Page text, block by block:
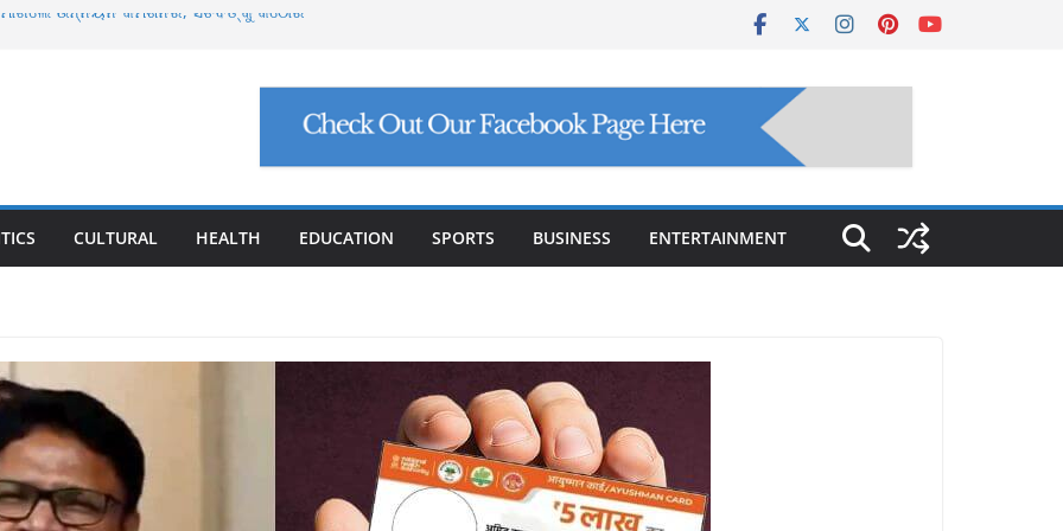
ମାଗିଲେ ଉନ୍ନୟନ କମିଶନର, ସଚିବଙ୍କୁ କଠୋର
ଠକେଇ, ମୁଖ୍ୟ ପ୍ରଶାସକଙ୍କ ଦସ୍ତଖତ ଜାଲ୍
ସୁପ୍ରିମକୋର୍ଟଙ୍କ ବଡ଼ ନିର୍ଦ୍ଦେଶ
୮ ଗ୍ରାମ ସୁନା-ଶାଢ଼ୀ, ଏଆଇ ପ୍ରଶିକ୍ଷଣ ପାଇଁ ୫
CULTURAL HEALTH EDUCATION SPORTS BUSINESS ENTERTAINMENT